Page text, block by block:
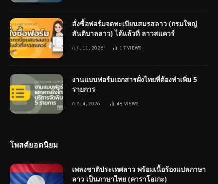
สั่งซื้อฟอร์มจดทะเบียนสมรสลาว (กรมใหญ่
สันติบาลลาว) ได้แล้วที่ ลาวสแควร์
ก.ค. 11, 2026 17VIEWS
งานแบบฟอร์มเอกสารฝั่งไทยที่ต้องทำเพิ่ม 5
รายการ
ก.ค. 4, 2026 48 VIEWS
โพสต์ยอดนิยม
เพลงชาติประเทศลาว พร้อมเนื้อร้องแปลภาษา
ลาว เป็นภาษาไทย (คาราโอเกะ)